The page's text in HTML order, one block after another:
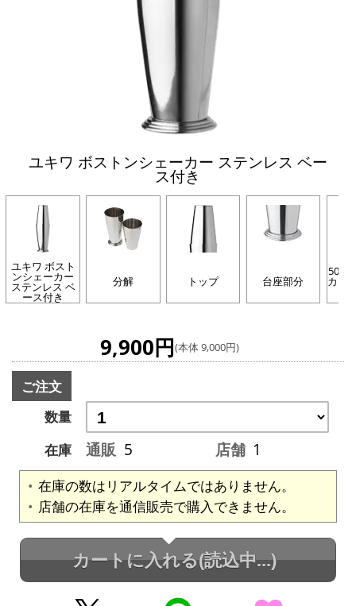
ユキワ ボストンシェーカー ステンレス ベー
ス付き
ユキワ ボスト
ンシェーカー
ステンレス ベ
ース付き
分解 トップ 台座部分 カー
9,900円(本体 9,000円)
ご注文
数量
在庫
通販 5 店舗 1
在庫の数はリアルタイムではありません。
店舗の在庫を通信販売で購入できません。
カートに入れる(読込中...)